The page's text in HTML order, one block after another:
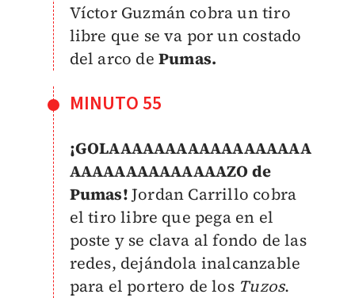
Víctor Guzmán cobra un tiro
libre que se va por un costado
del arco de Pumas.
MINUTO 55
¡GOLAAAAAAAAAAAAAAAAAA
AAAAAAAAAAAAAAZO de
Pumas!Jordan Carrillo cobra
el tiro libre que pega en el
poste y se clava al fondo de las
redes, dejándola inalcanzable
para el portero de los Tuzos.